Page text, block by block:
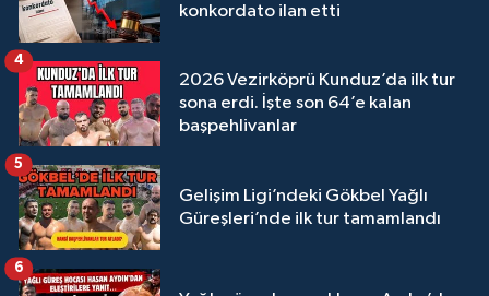
konkordato ilan etti
2026 Vezirköprü Kunduz’da ilk tur
sona erdi. İşte son 64’e kalan
başpehlivanlar
4
Gelişim Ligi’ndeki Gökbel Yağlı
Güreşleri’nde ilk tur tamamlandı
5
6